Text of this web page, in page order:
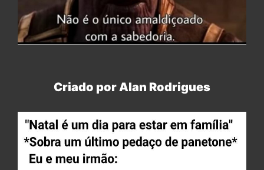
Criado por Alan Rodrigues